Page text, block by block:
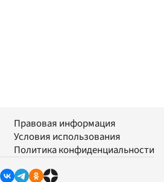
Правовая информация
Условия использования
Политика конфиденциальности